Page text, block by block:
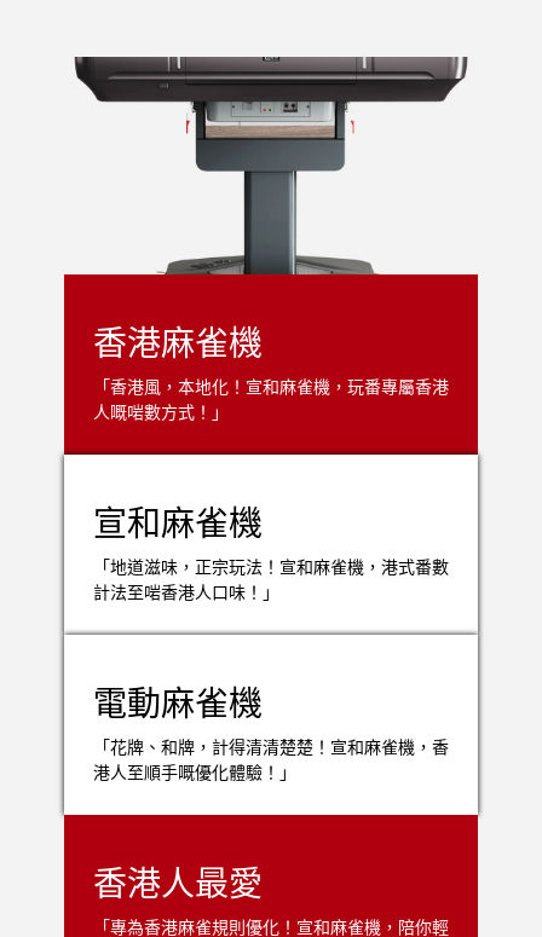
香港麻雀機
「香港風，本地化！宣和麻雀機，玩番專屬香港
人嘅啱數方式！」
宣和麻雀機
「地道滋味，正宗玩法！宣和麻雀機，港式番數
計法至啱香港人口味！」
電動麻雀機
「花牌、和牌，計得清清楚楚！宣和麻雀機，香
港人至順手嘅優化體驗！」
香港人最愛
「專為香港麻雀規則優化！宣和麻雀機，陪你輕